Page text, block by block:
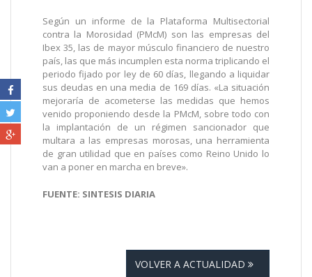
Según un informe de la Plataforma Multisectorial
contra la Morosidad (PMcM) son las empresas del
Ibex 35, las de mayor músculo financiero de nuestro
país, las que más incumplen esta norma triplicando el
periodo fijado por ley de 60 días, llegando a liquidar
sus deudas en una media de 169 días. «La situación
mejoraría de acometerse las medidas que hemos
venido proponiendo desde la PMcM, sobre todo con
la implantación de un régimen sancionador que
multara a las empresas morosas, una herramienta
de gran utilidad que en países como Reino Unido lo
van a poner en marcha en breve».
FUENTE: SINTESIS DIARIA
VOLVER A ACTUALIDAD